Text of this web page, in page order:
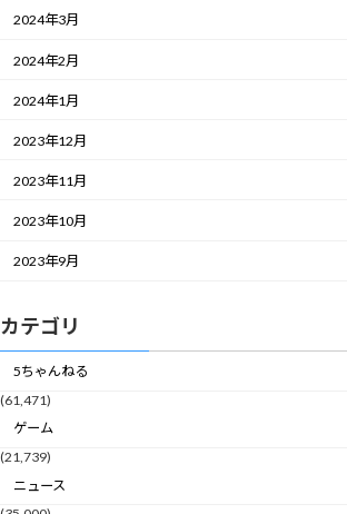
2024年3月
2024年2月
2024年1月
2023年12月
2023年11月
2023年10月
2023年9月
カテゴリ
5ちゃんねる
(61,471)
ゲーム
(21,739)
ニュース